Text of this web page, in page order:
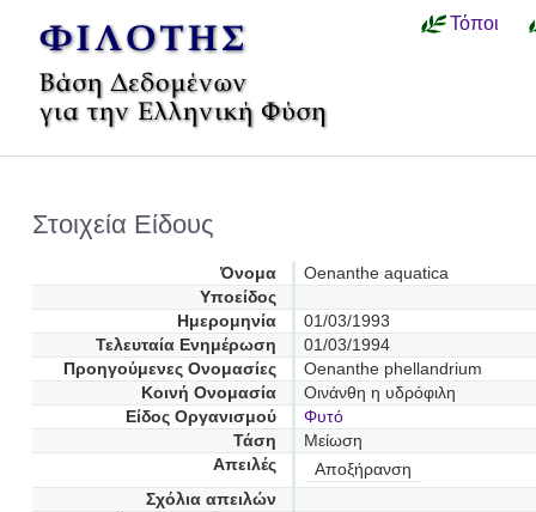
Τόποι
Στοιχεία Είδους
Όνομα
Oenanthe aquatica
Υποείδος
Ημερομηνία
01/03/1993
Τελευταία Ενημέρωση
01/03/1994
Προηγούμενες Oνομασίες
Oenanthe phellandrium
Κοινή Ονομασία
Οινάνθη η υδρόφιλη
Είδος Οργανισμού
Φυτό
Τάση
Μείωση
Απειλές
Αποξήρανση
Σχόλια απειλών